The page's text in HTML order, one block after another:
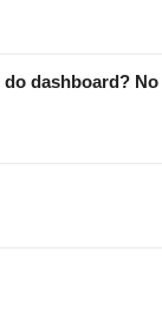
dashboard?